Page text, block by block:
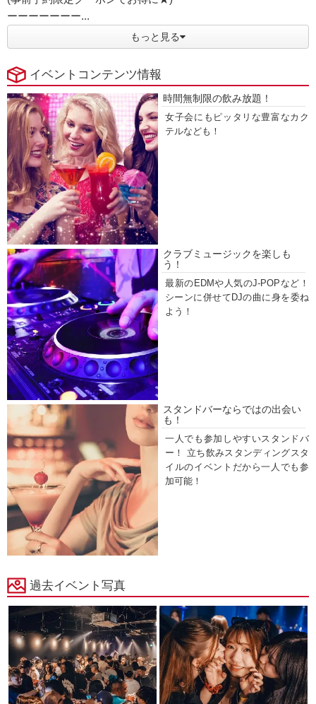
ーーーーーーー...
もっと見る
イベントコンテンツ情報
時間無制限の飲み放題！
女子会にもピッタリな豊富なカク
テルなども！
クラブミュージックを楽しも
う！
最新のEDMや人気のJ-POPなど！
シーンに併せてDJの曲に身を委ね
よう！
スタンドバーならではの出会い
も！
一人でも参加しやすいスタンドバ
ー！ 立ち飲みスタンディングスタ
イルのイベントだから一人でも参
加可能！
過去イベント写真